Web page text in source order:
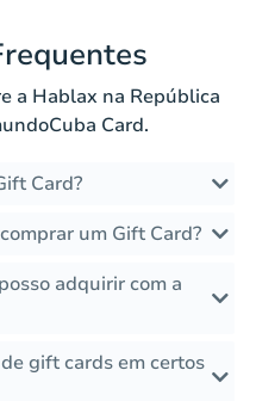
a Hablax na República
Card.
Card?
um Gift Card?
adquirir com a
gift cards em certos